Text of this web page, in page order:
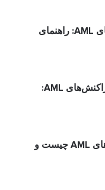
سیاست‌ها و رویه‌های AML: راهنمای
قوانین نظارت بر تراکنش‌های AML:
نظارت بر تراکنش‌های AML چیست و